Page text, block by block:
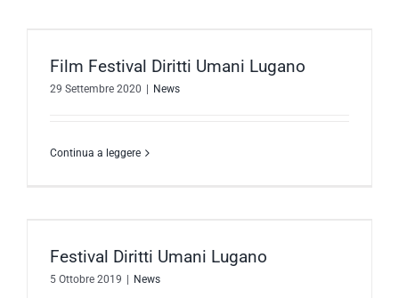
Film Festival Diritti Umani Lugano
29 Settembre 2020 | News
Continua a leggere
Festival Diritti Umani Lugano
5 Ottobre 2019 | News